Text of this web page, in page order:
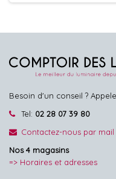
Besoin d'un conseil ?
Tel: 02 28 07 39 80
Contactez-nous par mail
Nos 4 magasins
=> Horaires et adresses